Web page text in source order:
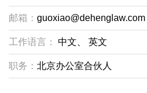
邮箱： guoxiao@dehenglaw.com
工作语言： 中文、 英文
职务： 北京办公室合伙人